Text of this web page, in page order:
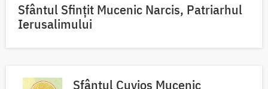
Sfântul Sfinţit Mucenic Narcis, Patriarhul
Ierusalimului
Sfântul Cuvios Mucenic